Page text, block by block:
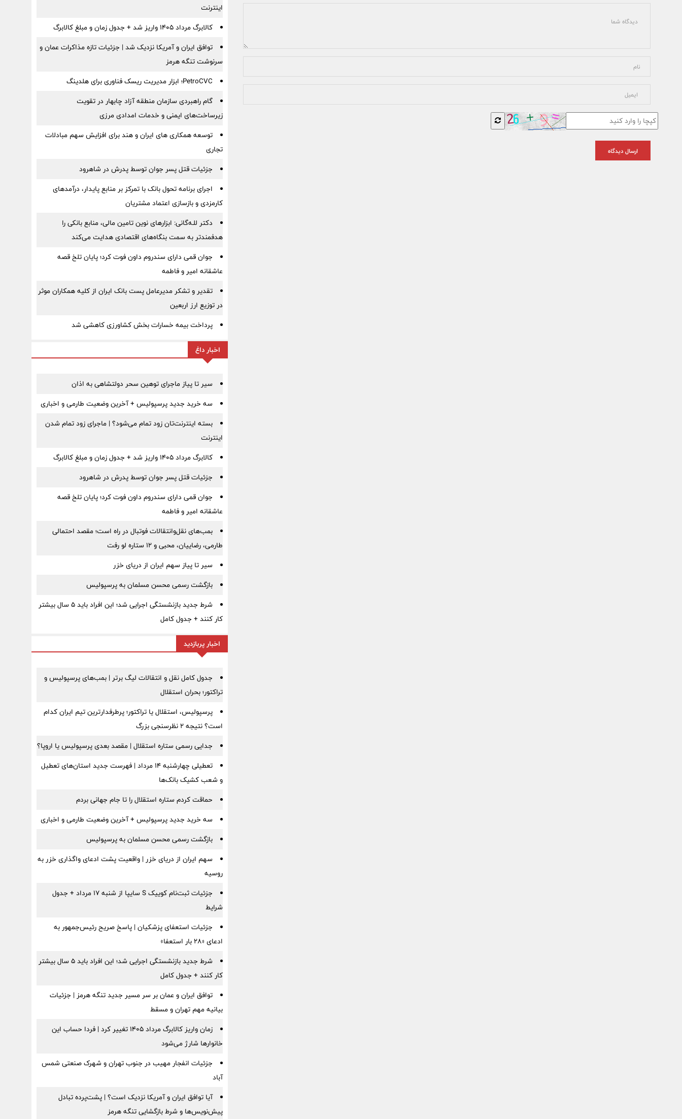
ارسال دیدگاه
اینترنت
کالابرگ مرداد ۱۴۰۵ واریز شد + جدول زمان و مبلغ کالابرگ
توافق ایران و آمریکا نزدیک شد | جزئیات تازه مذاکرات عمان و
سرنوشت تنگه هرمز
PetroCVC؛ ابزار مدیریت ریسک فناوری برای هلدینگ
گام راهبردی سازمان منطقه آزاد چابهار در تقویت
زیرساخت‌های ایمنی و خدمات امدادی مرزی
توسعه همکاری های ایران و هند برای افزایش سهم مبادلات
تجاری
جزئیات قتل پسر جوان توسط پدرش در شاهرود
اجرای برنامه تحول بانک با تمرکز بر منابع پایدار، درآمدهای
کارمزدی و بازسازی اعتماد مشتریان
دکتر للـه‌گانی: ابزارهای نوین تامین مالی، منابع بانکی را
هدفمندتر به سمت بنگاه‌های اقتصادی هدایت می‌کند
جوان قمی دارای سندروم داون فوت کرد؛ پایان تلخ قصه
عاشقانه امیر و فاطمه
تقدیر و تشکر مدیرعامل پست بانک ایران از کلیه همکاران موثر
در توزیع ارز اربعین
پرداخت بیمه خسارات بخش کشاورزی کاهشی شد
اخبار داغ
سیر تا پیاز ماجرای توهین سحر دولتشاهی به اذان
سه خرید جدید پرسپولیس + آخرین وضعیت طارمی و اخباری
بسته اینترنت‌تان زود تمام می‌شود؟ | ماجرای زود تمام شدن
اینترنت
کالابرگ مرداد ۱۴۰۵ واریز شد + جدول زمان و مبلغ کالابرگ
جزئیات قتل پسر جوان توسط پدرش در شاهرود
جوان قمی دارای سندروم داون فوت کرد؛ پایان تلخ قصه
عاشقانه امیر و فاطمه
بمب‌های نقل‌وانتقالات فوتبال در راه است؛ مقصد احتمالی
طارمی، رضاییان، محبی و ۱۲ ستاره لو رفت
سیر تا پیاز سهم ایران از دریای خزر
بازگشت رسمی محسن مسلمان به پرسپولیس
شرط جدید بازنشستگی اجرایی شد؛ این افراد باید ۵ سال بیشتر
کار کنند + جدول کامل
اخبار پربازدید
جدول کامل نقل و انتقالات لیگ برتر | بمب‌های پرسپولیس و
تراکتور؛ بحران استقلال
پرسپولیس، استقلال یا تراکتور؛ پرطرفدارترین تیم ایران کدام
است؟ نتیجه ۲ نظرسنجی بزرگ
جدایی رسمی ستاره استقلال | مقصد بعدی پرسپولیس یا اروپا؟
تعطیلی چهارشنبه ۱۴ مرداد | فهرست جدید استان‌های تعطیل
و شعب کشیک بانک‌ها
حماقت کردم ستاره استقلال را تا جام جهانی بردم
سه خرید جدید پرسپولیس + آخرین وضعیت طارمی و اخباری
بازگشت رسمی محسن مسلمان به پرسپولیس
سهم ایران از دریای خزر | واقعیت پشت ادعای واگذاری خزر به
روسیه
جزئیات ثبت‌نام کوییک S سایپا از شنبه ۱۷ مرداد + جدول
شرایط
جزئیات استعفای پزشکیان | پاسخ صریح رئیس‌جمهور به
ادعای «۲۸ بار استعفا»
شرط جدید بازنشستگی اجرایی شد؛ این افراد باید ۵ سال بیشتر
کار کنند + جدول کامل
توافق ایران و عمان بر سر مسیر جدید تنگه هرمز | جزئیات
بیانیه مهم تهران و مسقط
زمان واریز کالابرگ مرداد ۱۴۰۵ تغییر کرد | فردا حساب این
خانوارها شارژ می‌شود
جزئیات انفجار مهیب در جنوب تهران و شهرک صنعتی شمس
آباد
آیا توافق ایران و آمریکا نزدیک است؟ | پشت‌پرده تبادل
پیش‌نویس‌ها و شرط بازگشایی تنگه هرمز